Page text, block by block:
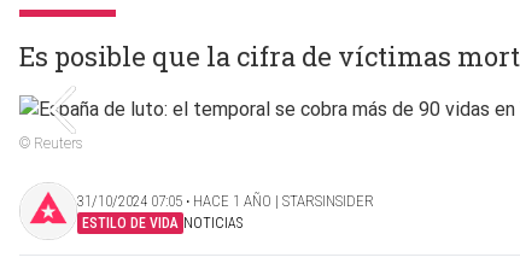
Es posible que la cifra de víctimas
© Reuters
31/10/2024 07:05 ‧ HACE 1 AÑO | STARSINSIDER
ESTILO DE VIDA NOTICIAS